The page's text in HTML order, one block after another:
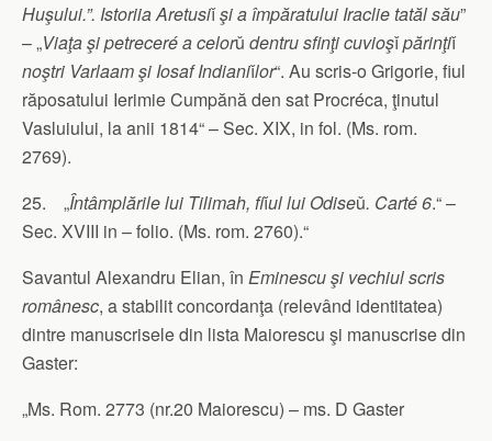
Huşului.”. Istoriia Aretusiǐşi a împăratului Iraclie tatăl său”
– „Viaţa şi petreceré a celorǔ dentru sfinţi cuvioşǐpărinţiǐ
noştri Varlaam şi Iosaf Indianiǐlor“. Au scris-o Grigorie, fiul
răposatului Ierimie Cumpănă den sat Procréca, ţinutul
Vasluiului, la anii 1814“ – Sec. XIX, in fol. (Ms. rom.
2769).
25. „Întâmplările lui Tilimah, fiǐul lui Odiseǔ. Carté 6.“ –
Sec. XVIII in – folio. (Ms. rom. 2760).“
Savantul Alexandru Elian, în Eminescu şi vechiul scris
românesc, a stabilit concordanţa (relevând identitatea)
dintre manuscrisele din lista Maiorescu şi manuscrise din
Gaster:
„Ms. Rom. 2773 (nr.20 Maiorescu) – ms. D Gaster